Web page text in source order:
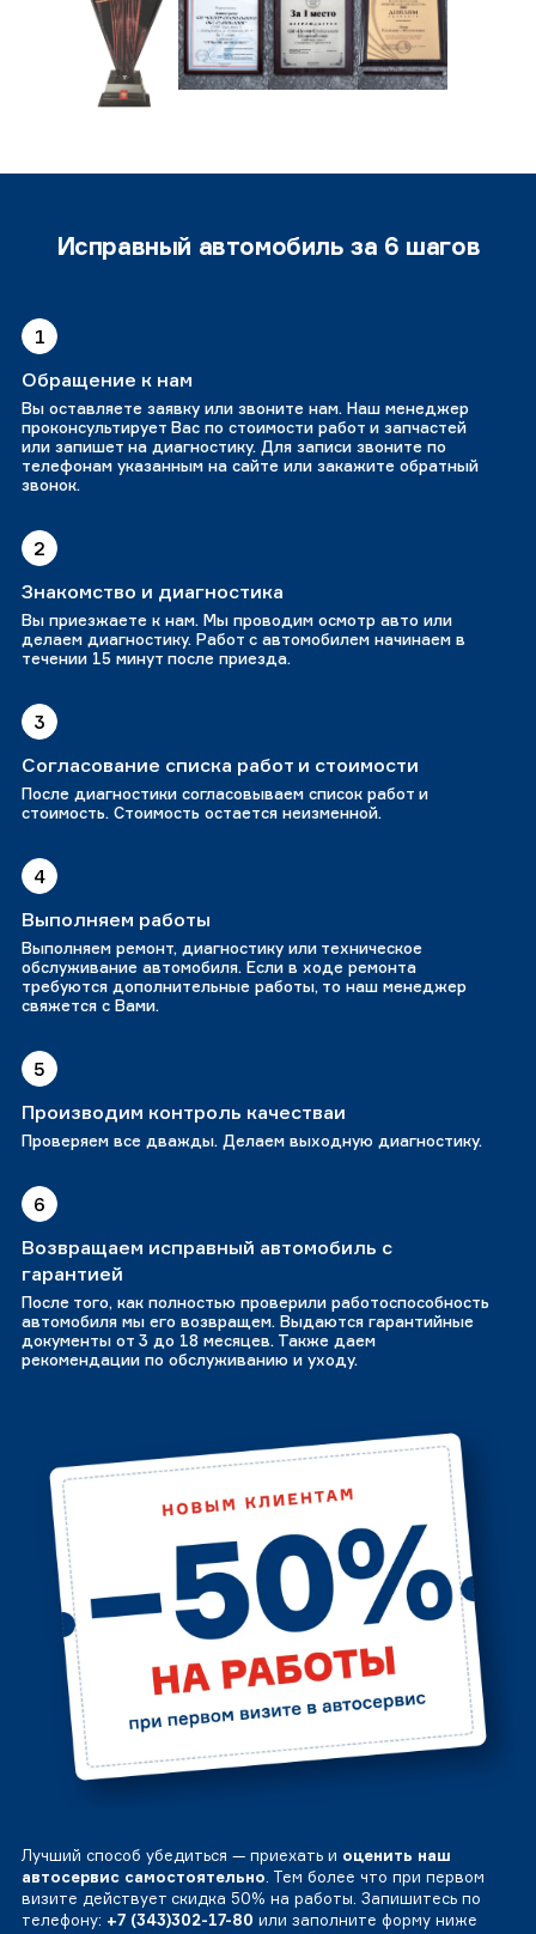
Исправный автомобиль за 6 шагов
1
Обращение к нам
Вы оставляете заявку или звоните нам. Наш менеджер
проконсультирует Вас по стоимости работ и запчастей
или запишет на диагностику. Для записи звоните по
телефонам указанным на сайте или закажите обратный
звонок.
2
Знакомство и диагностика
Вы приезжаете к нам. Мы проводим осмотр авто или
делаем диагностику. Работ с автомобилем начинаем в
течении 15 минут после приезда.
3
Согласование списка работ и стоимости
После диагностики согласовываем список работ и
стоимость. Стоимость остается неизменной.
4
Выполняем работы
Выполняем ремонт, диагностику или техническое
обслуживание автомобиля. Если в ходе ремонта
требуются дополнительные работы, то наш менеджер
свяжется с Вами.
5
Производим контроль качестваи
Проверяем все дважды. Делаем выходную диагностику.
6
Возвращаем исправный автомобиль с
гарантией
После того, как полностью проверили работоспособность
автомобиля мы его возвращем. Выдаются гарантийные
документы от 3 до 18 месяцев. Также даем
рекомендации по обслуживанию и уходу.
Лучший способ убедиться — приехать и оценить наш
автосервис самостоятельно . Тем более что при первом
визите действует скидка 50% на работы. Запишитесь по
телефону: +7 (343)302-17-80 или заполните форму ниже